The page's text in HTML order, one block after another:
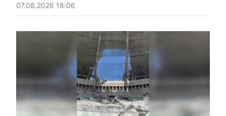
07.08.2026 18:06